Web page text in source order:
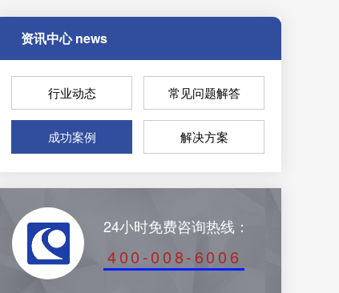
资讯中心news
行业动态 常见问题解答
成功案例 解决方案
24小时免费咨询热线：
400-008-6006